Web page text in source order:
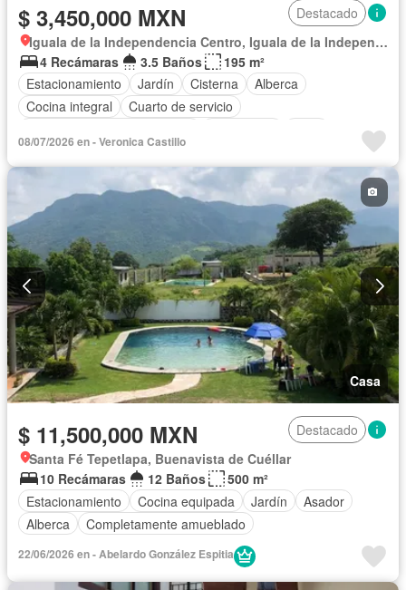
$ 3,450,000 MXN
Destacado
Iguala de la Independencia Centro, Iguala de la Independencia
4 Recámaras
3.5 Baños
195 m²
Estacionamiento
Jardín Cisterna
Alberca
Cocina integral
Cuarto de servicio
Cuarto de Limpieza
Zonas verdes
08/07/2026 en - Veronica Castillo
Casa
$ 11,500,000 MXN
Destacado
Santa Fé Tepetlapa, Buenavista de Cuéllar
10 Recámaras
12 Baños
500 m²
Estacionamiento
Cocina equipada Jardín
Asador
Alberca
Completamente amueblado
22/06/2026 en - Abelardo González Espitia